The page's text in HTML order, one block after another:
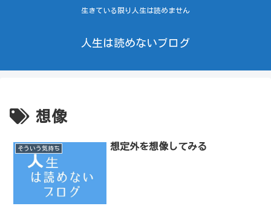
生きている限り人生は読めません
人生は読めないブログ
想像
そういう気持ち 想定外を想像してみる